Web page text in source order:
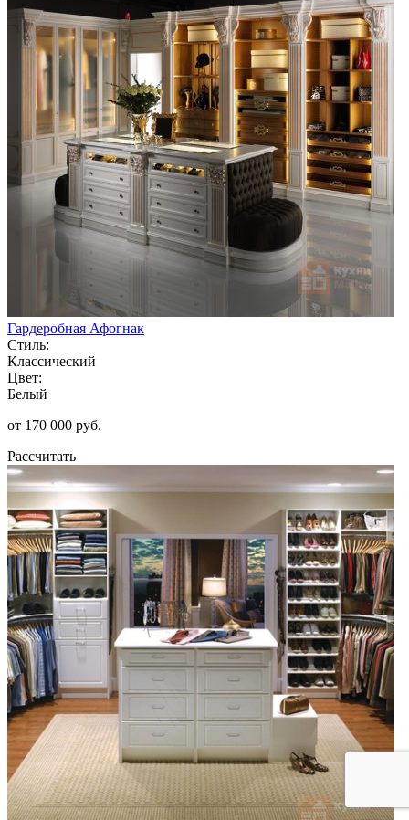
Гардеробная Афогнак
Стиль:
Классический
Цвет:
Белый
от 170 000 руб.
Рассчитать